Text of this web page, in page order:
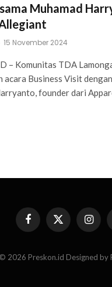
Muhamad
15 November 2024
– Komunitas TDA
acara Business Visit
founder dari
FacebookX
(Twitter)
© 2026 Preskon.id Designed by